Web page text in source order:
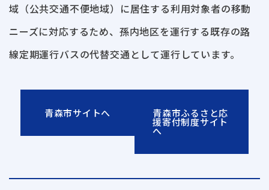
域（公共交通不便地域）に居住する利用対象者の移動
ニーズに対応するため、孫内地区を運行する既存の路
線定期運行バスの代替交通として運行しています。
青森市サイトへ 青森市ふるさと応
援寄付制度サイト
へ